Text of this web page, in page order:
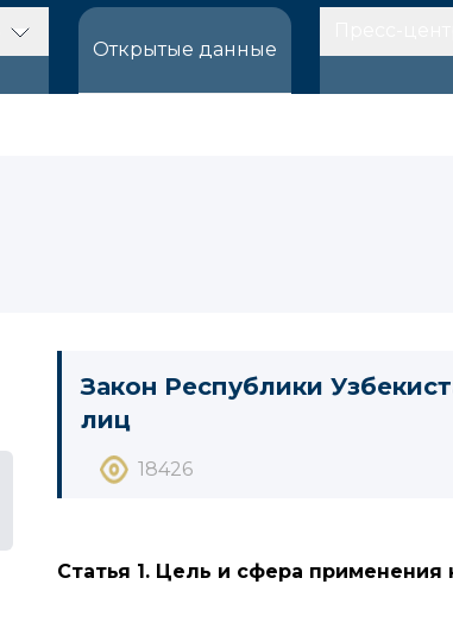
Открытые данные
Закон Республики
лиц
18426
Статья 1. Цель и сфера применения